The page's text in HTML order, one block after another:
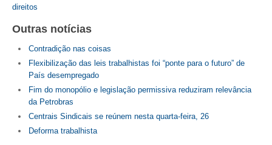
LEI 4.950-A/1966 – PISO SALARIAL
LEI 6.496/1977 – ART
RES 1.002/2002 – CÓDIGO DE ÉTICA
PISO SALARIAL
direitos
Outras notícias
Contradição nas coisas
Flexibilização das leis trabalhistas foi “ponte para o futuro” de
País desempregado
Fim do monopólio e legislação permissiva reduziram relevância
da Petrobras
Centrais Sindicais se reúnem nesta quarta-feira, 26
Deforma trabalhista